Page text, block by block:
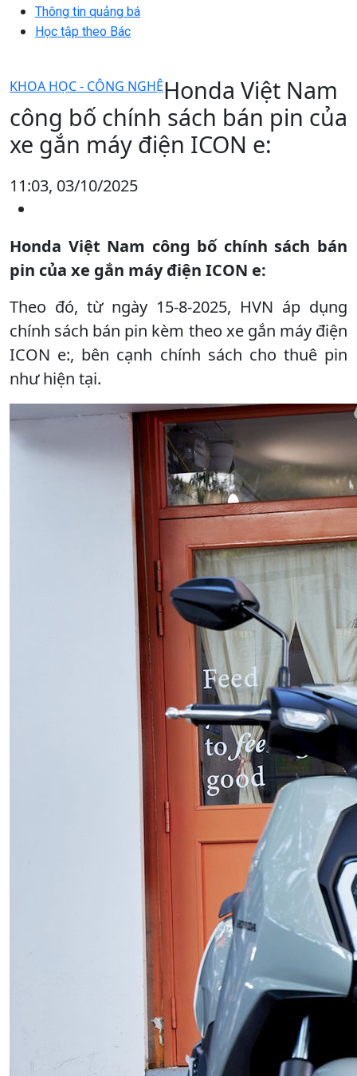
Thông tin quảng bá
Học tập theo Bác
KHOA HỌC - CÔNG NGHỆHonda Việt Nam
công bố chính sách bán pin của
xe gắn máy điện ICON e:
11:03, 03/10/2025
Honda Việt Nam công bố chính sách bán
pin của xe gắn máy điện ICON e:
Theo đó, từ ngày 15-8-2025, HVN áp dụng
chính sách bán pin kèm theo xe gắn máy điện
ICON e:, bên cạnh chính sách cho thuê pin
như hiện tại.